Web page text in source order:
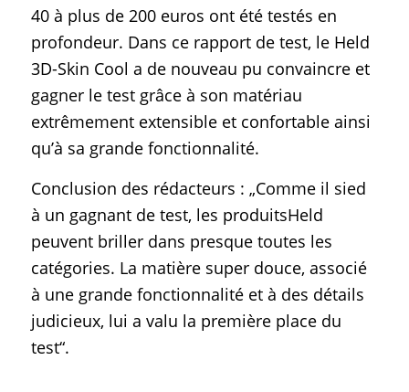
40 à plus de 200 euros ont été testés en
profondeur. Dans ce rapport de test, le Held
3D-Skin Cool a de nouveau pu convaincre et
gagner le test grâce à son matériau
extrêmement extensible et confortable ainsi
qu’à sa grande fonctionnalité.
Conclusion des rédacteurs : „Comme il sied
à un gagnant de test, les produitsHeld
peuvent briller dans presque toutes les
catégories. La matière super douce, associé
à une grande fonctionnalité et à des détails
judicieux, lui a valu la première place du
test“.